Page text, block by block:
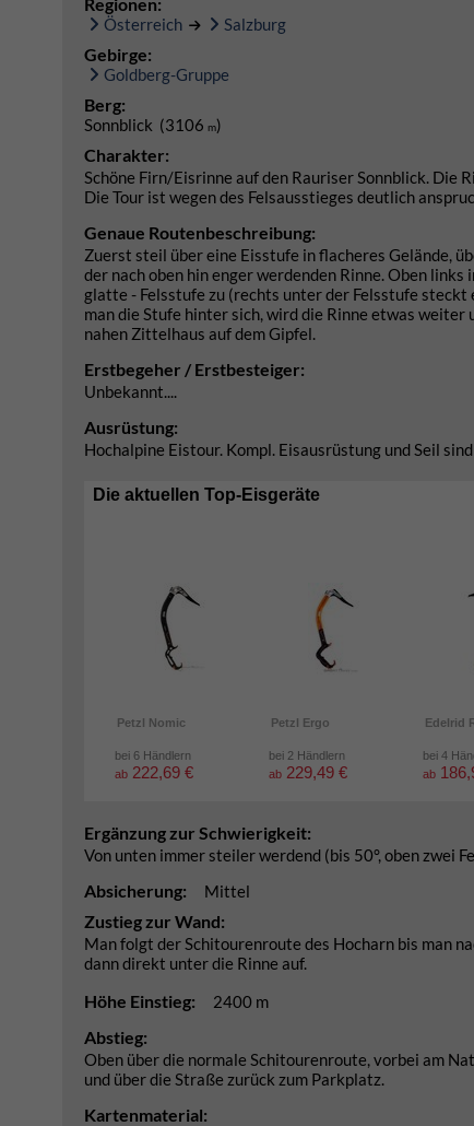
Österreich Salzburg
Gebirge:
Goldberg-Gruppe
Berg:
Sonnblick (3106 m)
Charakter:
Schöne Firn/Eisrinne auf den Rauriser Sonnblick.
Die Tour ist wegen des Felsausstieges deutlich
Genaue Routenbeschreibung:
Zuerst steil über eine Eisstufe in flacheres Gelände,
der nach oben hin enger werdenden Rinne. Oben
glatte - Felsstufe zu (rechts unter der Felsstufe
man die Stufe hinter sich, wird die Rinne etwas
nahen Zittelhaus auf dem Gipfel.
Erstbegeher / Erstbesteiger:
Unbekannt....
Ausrüstung:
Hochalpine Eistour. Kompl. Eisausrüstung und Seil
Die aktuellen Top-Eisgeräte
Petzl Nomic
bei 6 Händlern
ab 222,69 €
Petzl Ergo
bei 2 Händlern
ab 229,49 €
Edelrid
bei 4
ab
Ergänzung zur Schwierigkeit:
Von unten immer steiler werdend (bis 50°, oben zwei
Absicherung: Mittel
Zustieg zur Wand:
Man folgt der Schitourenroute des Hocharn bis man
dann direkt unter die Rinne auf.
Höhe Einstieg: 2400 m
Abstieg:
Oben über die normale Schitourenroute, vorbei am
und über die Straße zurück zum Parkplatz.
Kartenmaterial: